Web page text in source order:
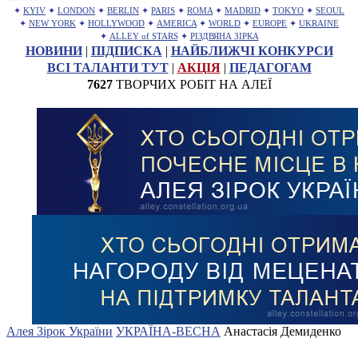
✦ KYIV ✦ LONDON ✦ BERLIN ✦ PARIS ✦ ROMA ✦ MADRID ✦ TOKYO ✦ SEOUL
✦ NEW YORK ✦ HOLLYWOOD ✦ AMERICA ✦ WORLD ✦ EUROPE ✦ UKRAINE
✦ ALLEY of STARS ✦ РІЗДВЯНА ЗІРКА
НОВИНИ| ПІДПИСКА | НАЙБЛИЖЧІ КОНКУРСИ
ВСІ ТАЛАНТИ ТУТ| АКЦІЯ| ПЕДАГОГАМ
7627ТВОРЧИХ РОБІТ НА АЛЕЇ
Алея Зірок України УКРАЇНА-ВЕСНА Анастасія Демиденко